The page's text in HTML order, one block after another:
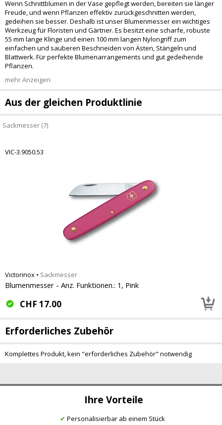
Ihre Vorteile
✔ Personalisierbar ab einem Stück
Wenn Schnittblumen in der Vase gepflegt werden, bereiten sie länger
Freude, und wenn Pflanzen effektiv zurückgeschnitten werden,
gedeihen sie besser. Deshalb ist unser Blumenmesser ein wichtiges
Werkzeug für Floristen und Gärtner. Es besitzt eine scharfe, robuste
55 mm lange Klinge und einen 100 mm langen Nylongriff zum
einfachen und sauberen Beschneiden von Ästen, Stängeln und
Blattwerk. Für perfekte Blumenarrangements und gut gedeihende
Pflanzen.
mehr Anzeigen
Aus der gleichen Produktlinie
Sackmesser (7)
VIC-3.9050.53
Victorinox • Sackmesser
Blumenmesser - Anz. Funktionen.: 1, Pink
CHF 17.00
Erforderliches Zubehör
Komplettes Produkt, kein "erforderliches Zubehör" notwendig